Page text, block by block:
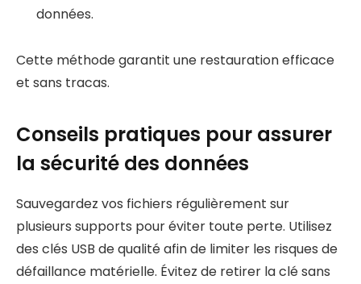
données.
Cette méthode garantit une restauration efficace
et sans tracas.
Conseils pratiques pour assurer
la sécurité des données
Sauvegardez vos fichiers régulièrement sur
plusieurs supports pour éviter toute perte. Utilisez
des clés USB de qualité afin de limiter les risques de
défaillance matérielle. Évitez de retirer la clé sans